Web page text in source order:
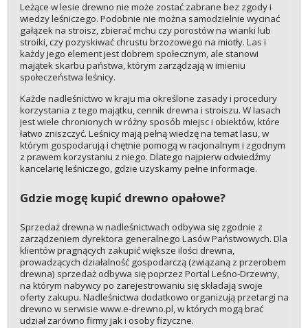
Leżące w lesie drewno nie może zostać zabrane bez zgody i
wiedzy leśniczego. Podobnie nie można samodzielnie wycinać
gałązek na stroisz, zbierać mchu czy porostów na wianki lub
stroiki, czy pozyskiwać chrustu brzozowego na miotły. Las i
każdy jego element jest dobrem społecznym, ale stanowi
majątek skarbu państwa, którym zarządzają w imieniu
społeczeństwa leśnicy.
Każde nadleśnictwo w kraju ma określone zasady i procedury
korzystania z tego majątku, cennik drewna i stroiszu. W lasach
jest wiele chronionych w różny sposób miejsc i obiektów, które
łatwo zniszczyć. Leśnicy mają pełną wiedzę na temat lasu, w
którym gospodarują i chętnie pomogą w racjonalnym i zgodnym
z prawem korzystaniu z niego. Dlatego najpierw odwiedźmy
kancelarię leśniczego, gdzie uzyskamy pełne informacje.
Gdzie mogę kupić drewno opałowe?
Sprzedaż drewna w nadleśnictwach odbywa się zgodnie z
zarządzeniem dyrektora generalnego Lasów Państwowych. Dla
klientów pragnących zakupić większe ilości drewna,
prowadzących działalność gospodarczą (związaną z przerobem
drewna) sprzedaż odbywa się poprzez Portal Leśno-Drzewny,
na którym nabywcy po zarejestrowaniu się składają swoje
oferty zakupu. Nadleśnictwa dodatkowo organizują przetargi na
drewno w serwisie www.e-drewno.pl, w których mogą brać
udział zarówno firmy jak i osoby fizyczne.